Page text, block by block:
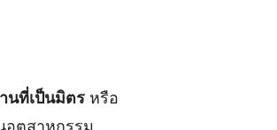
นที่เป็นมิตร หรือ
อุตสาหกรรม